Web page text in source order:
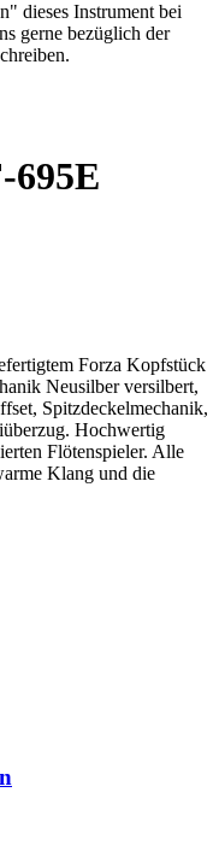
dieses Instrument bei
gerne bezüglich der
695E
Forza Kopfstück
Neusilber versilbert,
Spitzdeckelmechanik,
Hochwertig
Flötenspieler. Alle
Klang und die